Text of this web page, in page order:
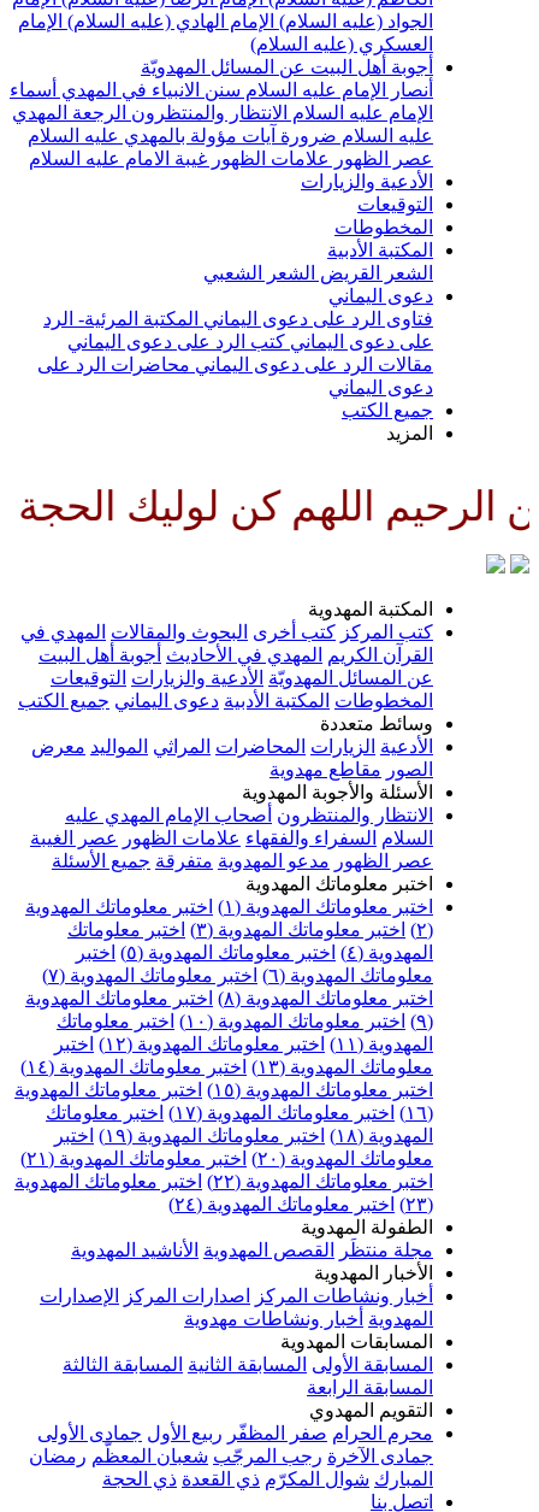
(عليه السلام) الإمام الهادي (عليه السلام) الإمام
(عليه السلام)
أهل البيت عن المسائل المهدويّة
الإمام عليه السلامسنن الانبياء في المهديأسماء
عليه السلامالانتظار والمنتظرونالرجعةالمهدي
السلام ضرورة آيات مؤولة بالمهدي عليه السلام
علامات الظهورغيبة الامام عليه السلام
والزيارات
الأدبية
الشعر الشعبي
اليماني
الرد على دعوى اليماني المكتبة المرئية- الرد
دعوى اليماني كتب الرد على دعوى اليماني
الرد على دعوى اليماني محاضرات الرد على
كن لوليك الحجة بن الحسن
المهدوية
كتب أخرى البحوث والمقالات المهدي في
المهدي في الأحاديث أجوبة أهل البيت
المسائل المهدويّة الأدعية والزيارات التوقيعات
المكتبة الأدبية دعوى اليماني جميع الكتب
متعددة
الزيارات المحاضرات المراثي المواليد معرض
مقاطع مهدوية
والأجوبة المهدوية
والمنتظرون أصحاب الإمام المهدي عليه
السفراء والفقهاء علامات الظهور عصر الغيبة
مدعو المهدوية متفرقة جميع الأسئلة
معلوماتك المهدوية
معلوماتك المهدوية (١)
اختبر معلوماتك المهدوية
اختبر معلوماتك المهدوية (٣)
اختبر معلوماتك
اختبر معلوماتك المهدوية (٥)
اختبر
المهدوية (٦)
اختبر معلوماتك المهدوية (٧)
معلوماتك المهدوية (٨)
اختبر معلوماتك المهدوية
اختبر معلوماتك المهدوية (١٠)
اختبر معلوماتك
اختبر معلوماتك المهدوية (١٢)
اختبر
المهدوية (١٣)
اختبر معلوماتك المهدوية (١٤)
معلوماتك المهدوية (١٥)
اختبر معلوماتك المهدوية
اختبر معلوماتك المهدوية (١٧)
اختبر معلوماتك
اختبر معلوماتك المهدوية (١٩)
اختبر
المهدوية (٢٠)
اختبر معلوماتك المهدوية (٢١)
معلوماتك المهدوية (٢٢)
اختبر معلوماتك المهدوية
اختبر معلوماتك المهدوية (٢٤)
المهدوية
منتظَر
القصص المهدوية الأناشيد المهدوية
المهدوية
ونشاطات المركز اصدارات المركز الإصدارات
أخبار ونشاطات مهدوية
المهدوية
الأولى المسابقة الثانية المسابقة الثالثة
الرابعة
المهدوي
الحرام
صفر المظفّر ربيع الأول جمادى الأولى
رجب المرجّب شعبان المعظّم رمضان
شوال المكرّم ذي القعدة ذي الحجة